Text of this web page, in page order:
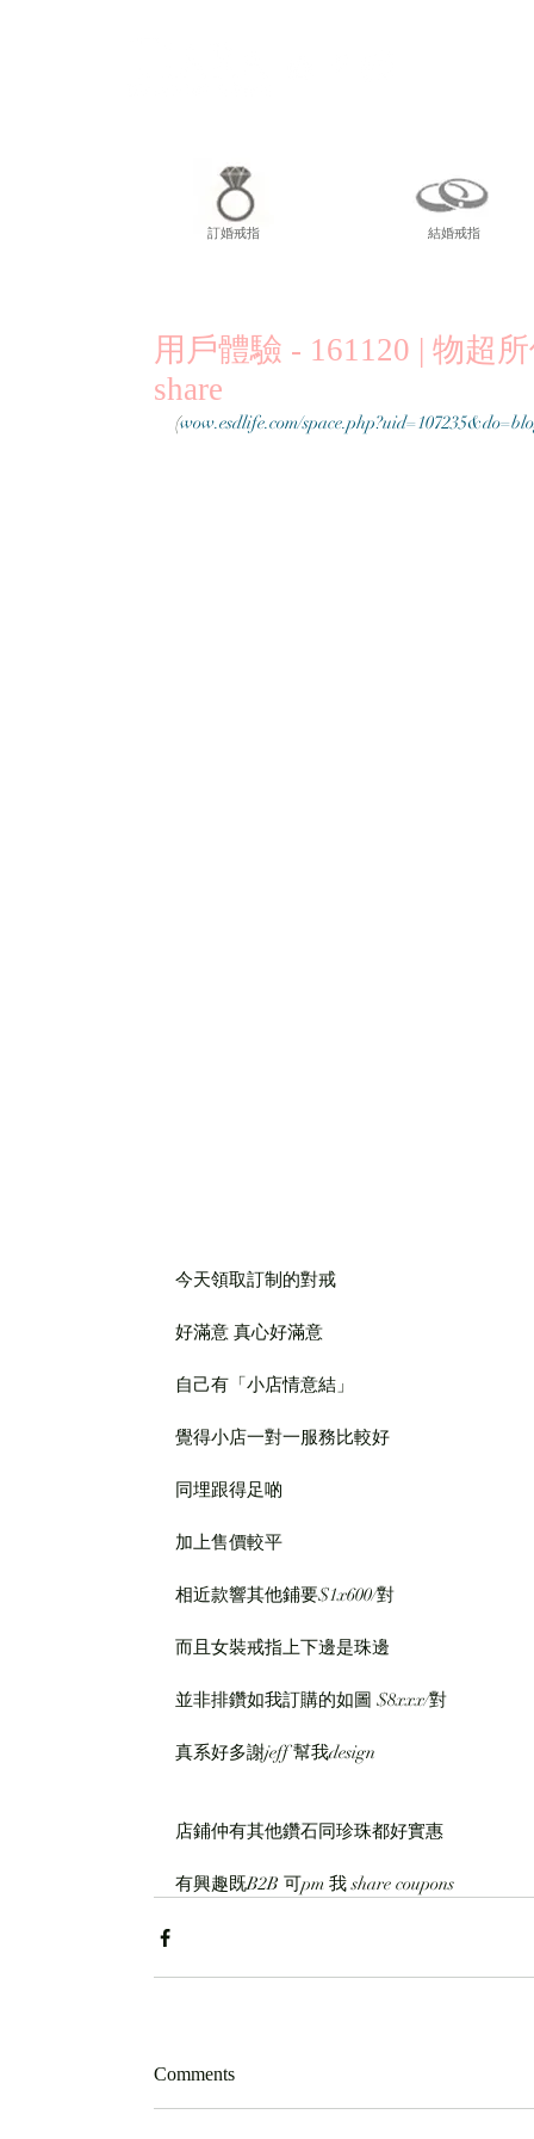
訂婚戒指 結婚戒指
用戶體驗 - 161120 | 物超
share
(wow.esdlife.com/
今天領取訂制的對戒
好滿意 真心好滿意
自己有「小店情意結」
覺得小店一對一服務比較好
同埋跟得足啲
加上售價較平
相近款響其他鋪要$1x600/對
而且女裝戒指上下邊是珠邊
並非排鑽如我訂購的如圖 $8xxx/對
真系好多謝jeff 幫我design
店鋪仲有其他鑽石同珍珠都好實惠
有興趣既B2B 可pm 我 share coupons
Comments